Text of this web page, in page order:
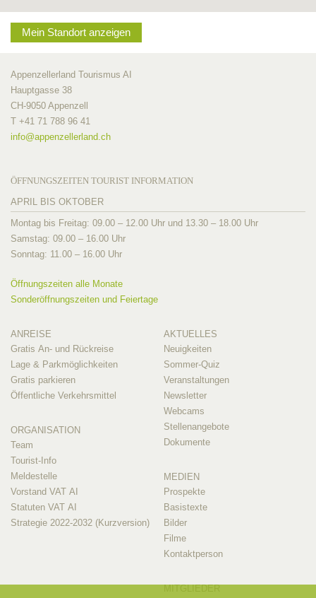
Mein Standort anzeigen
Appenzellerland Tourismus AI
Hauptgasse 38
CH-9050 Appenzell
T +41 71 788 96 41
info@appenzellerland.ch
ÖFFNUNGSZEITEN TOURIST INFORMATION
APRIL BIS OKTOBER
Montag bis Freitag: 09.00 – 12.00 Uhr und 13.30 – 18.00 Uhr
Samstag: 09.00 – 16.00 Uhr
Sonntag: 11.00 – 16.00 Uhr
Öffnungszeiten alle Monate
Sonderöffnungszeiten und Feiertage
ANREISE
Gratis An- und Rückreise
Lage & Parkmöglichkeiten
Gratis parkieren
Öffentliche Verkehrsmittel
ORGANISATION
Team
Tourist-Info
Meldestelle
Vorstand VAT AI
Statuten VAT AI
Strategie 2022-2032 (Kurzversion)
AKTUELLES
Neuigkeiten
Sommer-Quiz
Veranstaltungen
Newsletter
Webcams
Stellenangebote
Dokumente
MEDIEN
Prospekte
Basistexte
Bilder
Filme
Kontaktperson